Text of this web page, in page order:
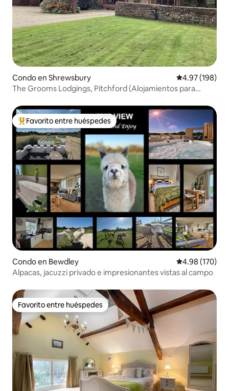
Condo en Shrewsbury Calificación
4.97 (198)
The Grooms Lodgings, Pitchford (Alojamientos para
Favorito entre huéspedes preferido
Favorito entre huéspedes
Condo en Bewdley Calificación
4.98 (170)
Alpacas, jacuzzi privado e impresionantes vistas al campo
Favorito entre huéspedes
Favorito entre huéspedes